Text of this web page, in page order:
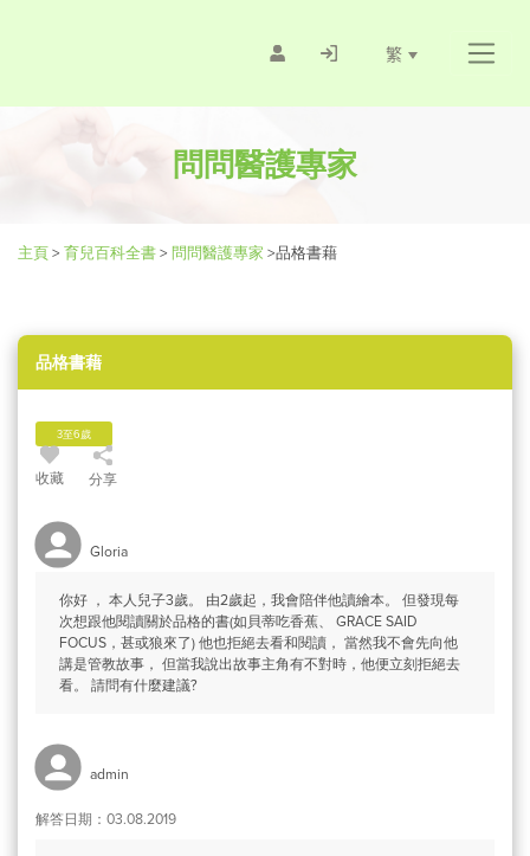
繁
問問醫護專家
主頁> 育兒百科全書> 問問醫護專家 >品格書藉
品格書藉
3至6歲
收藏 分享
Gloria
你好 ， 本人兒子3歲。 由2歲起，我會陪伴他讀繪本。 但發現每
次想跟他閱讀關於品格的書(如貝蒂吃香蕉、 GRACE SAID
FOCUS，甚或狼來了) 他也拒絕去看和閱讀， 當然我不會先向他
講是管教故事， 但當我說出故事主角有不對時，他便立刻拒絕去
看。 請問有什麼建議?
admin
解答日期：03.08.2019